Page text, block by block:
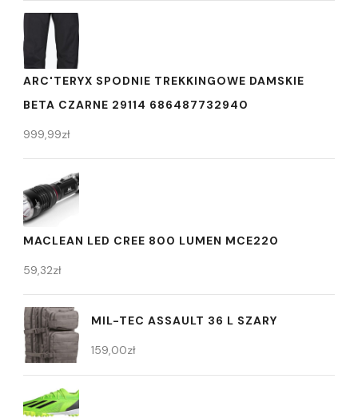
ARC'TERYX SPODNIE TREKKINGOWE DAMSKIE
BETA CZARNE 29114 686487732940
999,99zł
MACLEAN LED CREE 800 LUMEN MCE220
59,32zł
MIL-TEC ASSAULT 36 L SZARY
159,00zł